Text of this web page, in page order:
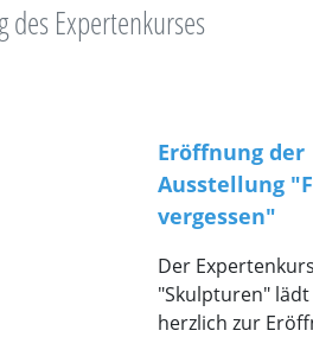
Expertenkurses
Eröffnung der
Ausstellung
vergessen"
Der
"Skulpturen" lädt
herzlich zur